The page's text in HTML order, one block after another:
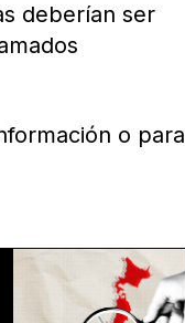
deberían ser
o para